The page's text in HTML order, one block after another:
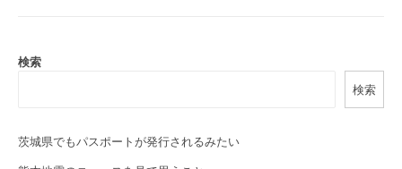
a
i
検索
検索
茨城県でもパスポートが発行されるみたい